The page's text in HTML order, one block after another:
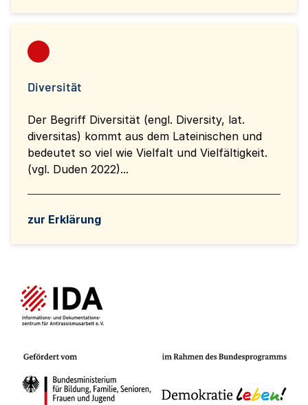
Diversität
Der Begriff Diversität (engl. Diversity, lat.
diversitas) kommt aus dem Lateinischen und
bedeutet so viel wie Vielfalt und Vielfältigkeit.
(vgl. Duden 2022)...
zur Erklärung